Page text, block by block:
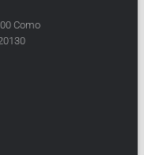
Como